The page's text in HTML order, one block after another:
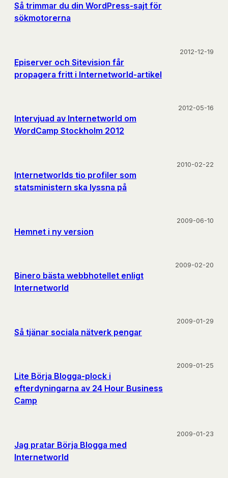
Så trimmar du din WordPress-sajt för
sökmotorerna
Episerver och Sitevision får
propagera fritt i Internetworld-artikel
2012-12-19
Intervjuad av Internetworld om
WordCamp Stockholm 2012
2012-05-16
Internetworlds tio profiler som
statsministern ska lyssna på
2010-02-22
Hemnet i ny version
2009-06-10
Binero bästa webbhotellet enligt
Internetworld
2009-02-20
Så tjänar sociala nätverk pengar
2009-01-29
Lite Börja Blogga-plock i
efterdyningarna av 24 Hour Business
Camp
2009-01-25
Jag pratar Börja Blogga med
Internetworld
2009-01-23